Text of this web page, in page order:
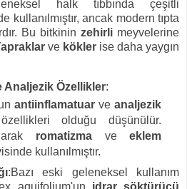
halk tıbbında çeşitli
kullanılmıştır, ancak modern tıpta
Bu bitkinin zehirli meyvelerine
ve kökler ise daha yaygın
Analjezik Özellikler:
antiinflamatuar veanaljezik
olduğu düşünülür.
romatizma veeklem
kullanılmıştır.
:Bazı eski geleneksel kullanım
aquifolium'un idrar söktürücü